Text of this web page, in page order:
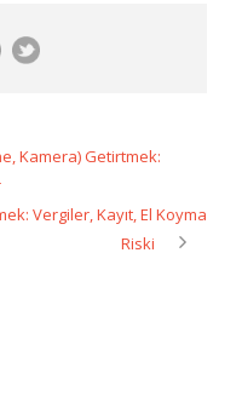
Kamera) Getirtmek:
Vergiler, Kayıt, El Koyma
Riski